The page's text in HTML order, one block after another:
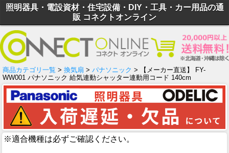
照明器具・電設資材・住宅設備・DIY・工具・カー用品の通
販 コネクトオンライン
商品カテゴリ一覧 > 換気扇 > パナソニック > 【メーカー直送】 FY-
WW001 パナソニック 給気連動シャッター連動用コード 140cm
※適合機種は必ずご確認ください。